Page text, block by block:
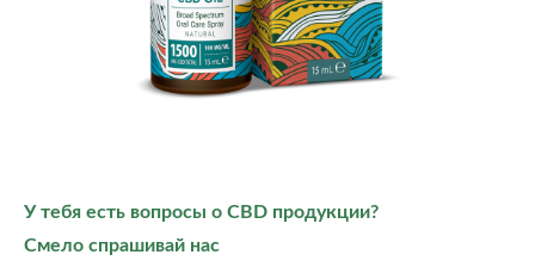
У тебя есть вопросы о CBD продукции?
Смело спрашивай нас